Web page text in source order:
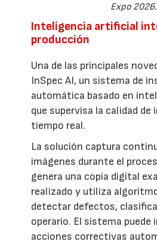
Expo 2026.
Inteligencia artificial
producción
Una de las principales
InSpec AI, un sistema de
automática basado en
que supervisa la calidad de
tiempo real.
La solución captura
imágenes durante el
genera una copia digital
realizado y utiliza
detectar defectos,
operario. El sistema puede
acciones correctivas